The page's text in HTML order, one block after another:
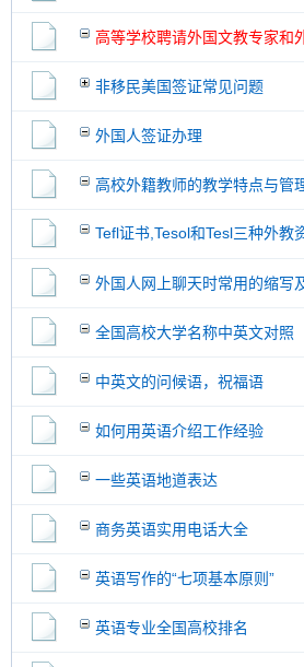
高等学校聘请外国文教专家和
非移民美国签证常见问题
外国人签证办理
高校外籍教师的教学特点与管
Tefl证书,Tesol和Tesl三种外教
外国人网上聊天时常用的缩写
全国高校大学名称中英文对照
中英文的问候语，祝福语
如何用英语介绍工作经验
一些英语地道表达
商务英语实用电话大全
英语写作的“七项基本原则”
英语专业全国高校排名